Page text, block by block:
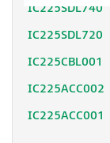
IC225SDL740
IC225SDL720
IC225CBL001
IC225ACC002
IC225ACC001